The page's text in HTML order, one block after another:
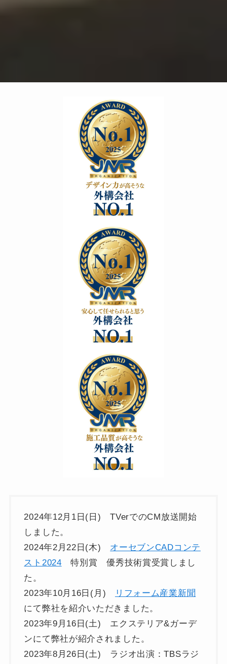
2024年12月1日(日) TVerでのCM放送開始
しました。
2024年2月22日(木) オーセブンCADコンテ
スト2024 特別賞 優秀技術賞受賞しまし
た。
2023年10月16日(月)
リフォーム産業新聞
にて弊社を紹介いただきました。
2023年9月16日(土) エクステリア&ガーデ
ンにて弊社が紹介されました。
2023年8月26日(土) ラジオ出演：TBSラジ